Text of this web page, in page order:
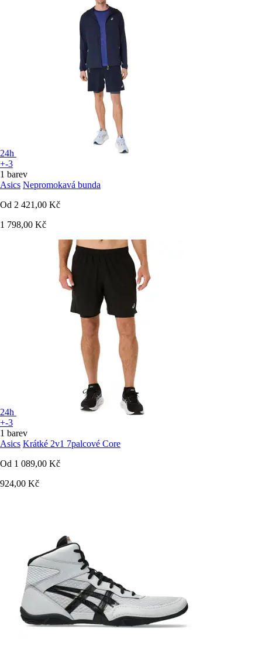
24h
+-3
1 barev
Asics Nepromokavá bunda
Od 2 421,00 Kč
1 798,00 Kč
24h
+-3
1 barev
Asics Krátké 2v1 7palcové Core
Od 1 089,00 Kč
924,00 Kč